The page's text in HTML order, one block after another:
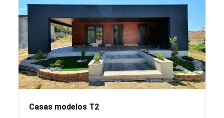
Casas modelos T2